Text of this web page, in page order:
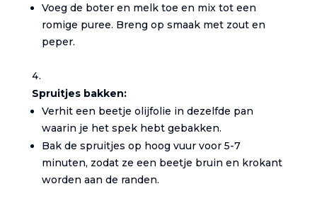
Voeg de boter en melk toe en mix tot een
romige puree. Breng op smaak met zout en
peper.
Spruitjes bakken:
Verhit een beetje olijfolie in dezelfde pan
waarin je het spek hebt gebakken.
Bak de spruitjes op hoog vuur voor 5-7
minuten, zodat ze een beetje bruin en krokant
worden aan de randen.